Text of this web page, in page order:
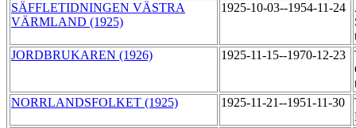
SÄFFLETIDNINGEN VÄSTRA
VÄRMLAND (1925)
1925-10-03--1954-11-24
JORDBRUKAREN (1926)
1925-11-15--1970-12-23
NORRLANDSFOLKET (1925)
1925-11-21--1951-11-30